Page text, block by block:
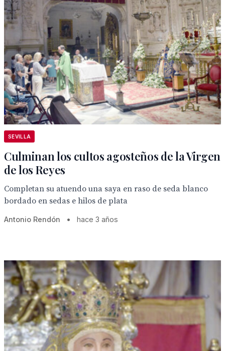
SEVILLA
Culminan los cultos agosteños de la Virgen
de los Reyes
Completan su atuendo una saya en raso de seda blanco
bordado en sedas e hilos de plata
Antonio Rendón • hace 3 años